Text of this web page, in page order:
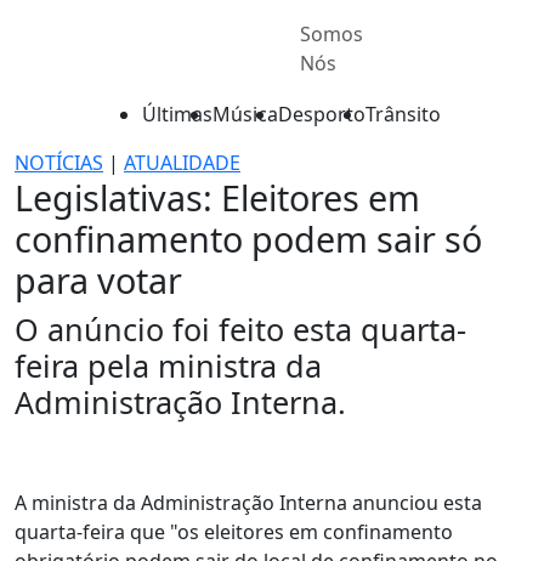
Somos
Nós
ÚltimasMúsicaDesportoTrânsito
NOTÍCIAS | ATUALIDADE
Legislativas: Eleitores em
confinamento podem sair só
para votar
O anúncio foi feito esta quarta-
feira pela ministra da
Administração Interna.
A ministra da Administração Interna anunciou esta
quarta-feira que "os eleitores em confinamento